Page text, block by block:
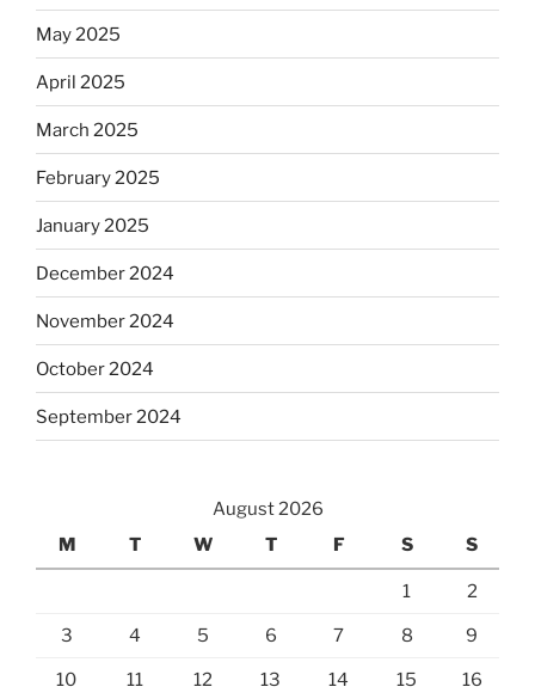
May 2025
April 2025
March 2025
February 2025
January 2025
December 2024
November 2024
October 2024
September 2024
August 2026
M
T W T F S S
1 2
3 4 5 6 7 8 9
10 11 12 13 14 15 16